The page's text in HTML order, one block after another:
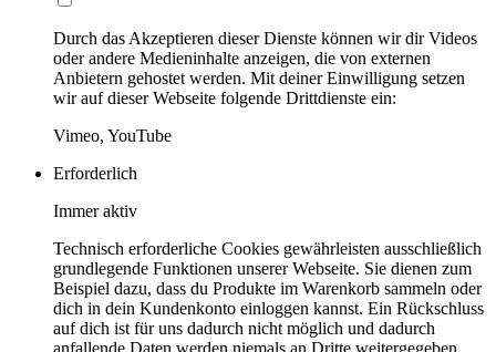
Durch das Akzeptieren dieser Dienste können wir dir Videos
oder andere Medieninhalte anzeigen, die von externen
Anbietern gehostet werden. Mit deiner Einwilligung setzen
wir auf dieser Webseite folgende Drittdienste ein:
Vimeo, YouTube
Erforderlich
Immer aktiv
Technisch erforderliche Cookies gewährleisten ausschließlich
grundlegende Funktionen unserer Webseite. Sie dienen zum
Beispiel dazu, dass du Produkte im Warenkorb sammeln oder
dich in dein Kundenkonto einloggen kannst. Ein Rückschluss
auf dich ist für uns dadurch nicht möglich und dadurch
anfallende Daten werden niemals an Dritte weitergegeben.